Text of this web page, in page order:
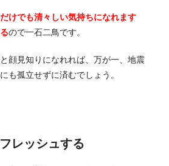
けでも清々しい気持ちになれます
ので一石二鳥です。
顔見知りになれれば、万が一、地震
も孤立せずに済むでしょう。
レッシュする